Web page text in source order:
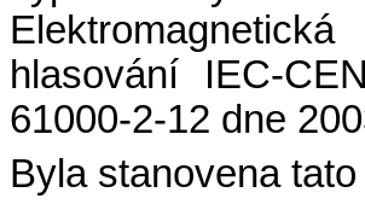
hlasování IEC-
61000-2-12 dne
Byla stanovena tato